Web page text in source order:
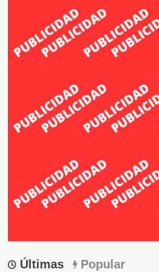
Últimas Popular